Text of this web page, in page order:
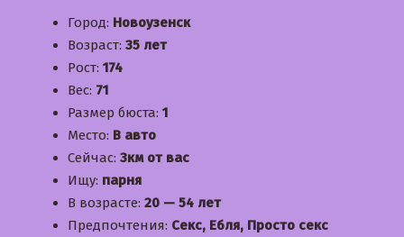
Город: Новоузенск
Возраст: 35 лет
Рост: 174
Вес: 71
Размер бюста: 1
Место: В авто
Сейчас: 3км от вас
Ищу: парня
В возрасте: 20 — 54 лет
Предпочтения: Секс, Ебля, Просто секс